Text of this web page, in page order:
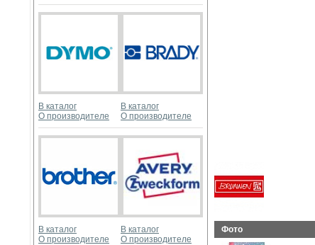
В каталог
О производителе
В каталог
О производителе
В каталог
О производителе
В каталог
О производителе
Фото